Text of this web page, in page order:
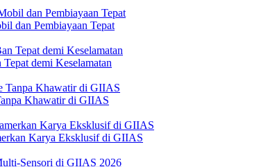
dan Pembiayaan Tepat
demi Keselamatan
Khawatir di GIIAS
Karya Eksklusif di GIIAS